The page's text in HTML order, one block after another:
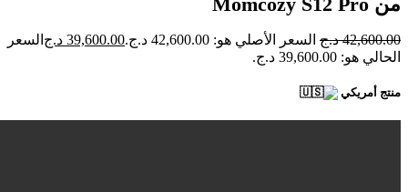
42,600.00 د.ج السعر الأصلي هو: 42,600.00 د.ج. 39,600.00 د.ج السعر
الحالي هو: 39,600.00 د.ج.
منتج أمريكي